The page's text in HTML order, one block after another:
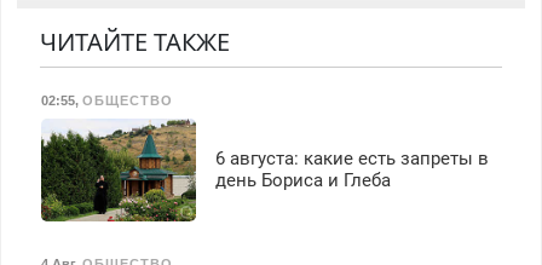
Прием по ТК РФ. График
З/п – до 96000 рублей до
вычета налогов.
Ежемесячно
выплачивается денежная
премия. Возможно
бесплатное обучение,
Вызов бесплатный.
ЧИТАЙТЕ ТАКЖЕ
02:55, ОБЩЕСТВО
6 августа: какие есть запреты в
день Бориса и Глеба